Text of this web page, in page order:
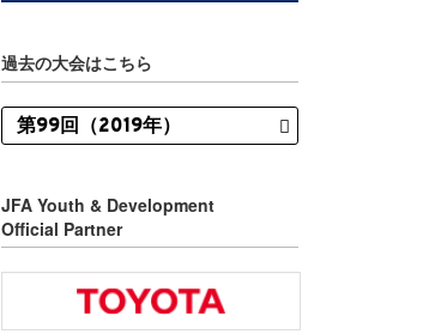
過去の大会はこちら
JFA Youth & Development
Official Partner